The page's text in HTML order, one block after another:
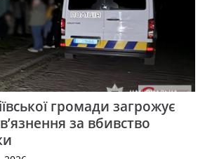
громади загрожує
за вбивство